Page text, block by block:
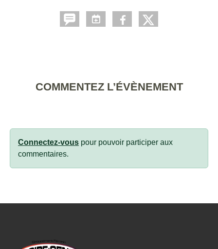
COMMENTEZ L’ÉVÈNEMENT
Connectez-vous pour pouvoir participer aux
commentaires.